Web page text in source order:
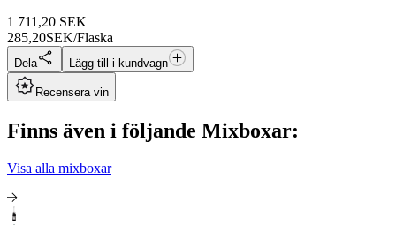
1 711,20 SEK
285,20SEK/Flaska
Dela Lägg till i kundvagn
Recensera vin
Finns även i följande Mixboxar:
Visa alla mixboxar